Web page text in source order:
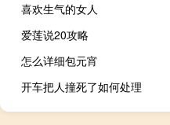
喜欢生气的女人
爱莲说20攻略
怎么详细包元宵
开车把人撞死了如何处理